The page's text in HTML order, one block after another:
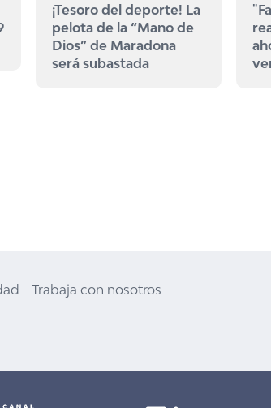
¡Tesoro del deporte! La
pelota de la “Mano de
Dios” de Maradona
será subastada
Trabaja con nosotros